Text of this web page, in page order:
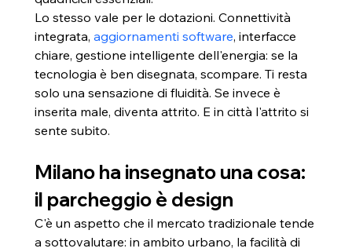
Lo stesso vale per le dotazioni. Connettività
integrata, aggiornamenti software, interfacce
chiare, gestione intelligente dell'energia: se la
tecnologia è ben disegnata, scompare. Ti resta
solo una sensazione di fluidità. Se invece è
inserita male, diventa attrito. E in città l'attrito si
sente subito.
Milano ha insegnato una cosa:
il parcheggio è design
C'è un aspetto che il mercato tradizionale tende
a sottovalutare: in ambito urbano, la facilità di